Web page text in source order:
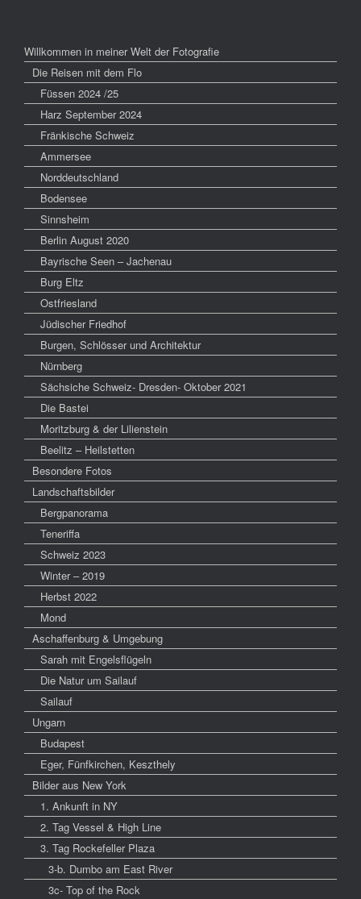
Willkommen in meiner Welt der Fotografie
Die Reisen mit dem Flo
Füssen 2024 /25
Harz September 2024
Fränkische Schweiz
Ammersee
Norddeutschland
Bodensee
Sinnsheim
Berlin August 2020
Bayrische Seen – Jachenau
Burg Eltz
Ostfriesland
Jüdischer Friedhof
Burgen, Schlösser und Architektur
Nürnberg
Sächsiche Schweiz- Dresden- Oktober 2021
Die Bastei
Moritzburg & der Lilienstein
Beelitz – Heilstetten
Besondere Fotos
Landschaftsbilder
Bergpanorama
Teneriffa
Schweiz 2023
Winter – 2019
Herbst 2022
Mond
Aschaffenburg & Umgebung
Sarah mit Engelsflügeln
Die Natur um Sailauf
Sailauf
Ungarn
Budapest
Eger, Fünfkirchen, Keszthely
Bilder aus New York
1. Ankunft in NY
2. Tag Vessel & High Line
3. Tag Rockefeller Plaza
3-b. Dumbo am East River
3c- Top of the Rock